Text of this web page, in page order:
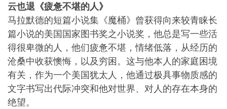
云也退《疲惫不堪的人》
马拉默德的短篇小说集《魔桶》曾获得向来较青睐长
篇小说的美国国家图书奖之小说奖，他总是写一些活
得很卑微的人，他们疲惫不堪，情绪低落，从经历的
沧桑中收获懊悔，以及穷困。这与他本人的家庭困境
有关，作为一个美国犹太人，他通过极具事物质感的
文字书写出代际冲突和他对世界、对人的存在本身的
绝望。